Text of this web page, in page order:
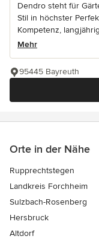
Dendro steht für
Stil in höchster
Kompetenz,
Mehr
95445 Bayreuth
Orte in der Nähe
Rupprechtstegen
Landkreis Forchheim
Sulzbach-Rosenberg
Hersbruck
Altdorf